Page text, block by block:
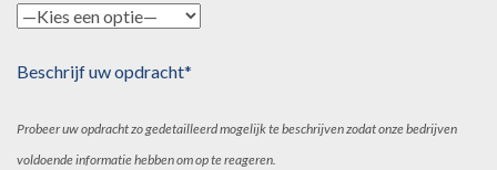
Beschrijf uw opdracht*
Probeer uw opdracht zo gedetailleerd mogelijk te beschrijven zodat onze bedrijven
voldoende informatie hebben om op te reageren.